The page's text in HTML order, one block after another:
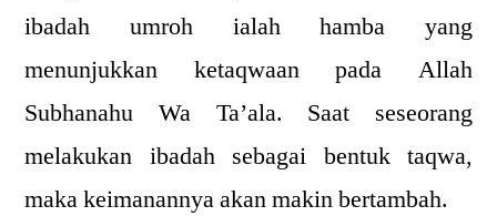
ibadah umroh ialah hamba yang
menunjukkan ketaqwaan pada Allah
Subhanahu Wa Ta’ala. Saat seseorang
melakukan ibadah sebagai bentuk taqwa,
maka keimanannya akan makin bertambah.